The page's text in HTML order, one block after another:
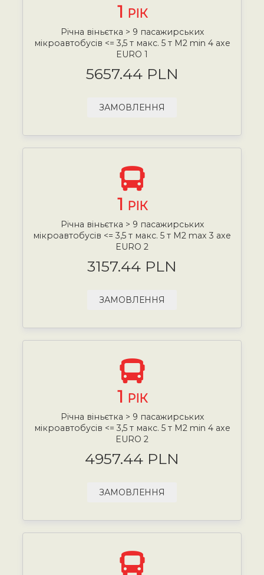
1 РІК
Річна віньєтка > 9 пасажирських
мікроавтобусів <= 3,5 т макс. 5 т М2 min 4 axe
EURO 1
5657.44 PLN
ЗАМОВЛЕННЯ
1 РІК
Річна віньєтка > 9 пасажирських
мікроавтобусів <= 3,5 т макс. 5 т М2 max 3 axe
EURO 2
3157.44 PLN
ЗАМОВЛЕННЯ
1 РІК
Річна віньєтка > 9 пасажирських
мікроавтобусів <= 3,5 т макс. 5 т М2 min 4 axe
EURO 2
4957.44 PLN
ЗАМОВЛЕННЯ